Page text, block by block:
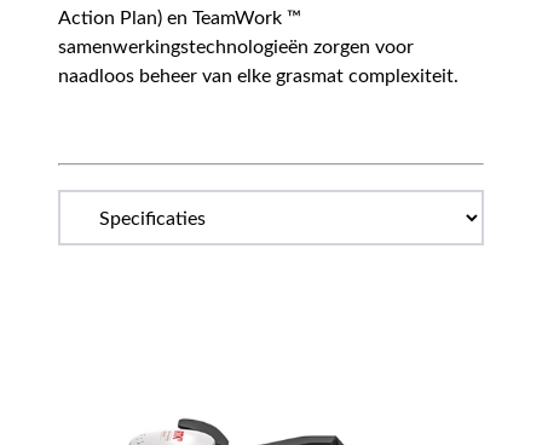
Action Plan) en TeamWork ™
samenwerkingstechnologieën zorgen voor
naadloos beheer van elke grasmat complexiteit.